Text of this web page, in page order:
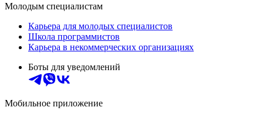
Молодым специалистам
Карьера для молодых специалистов
Школа программистов
Карьера в некоммерческих организациях
Боты для уведомлений
Мобильное приложение